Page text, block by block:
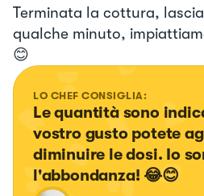
Terminata la cottura,
qualche minuto,
😊
LO CHEF CONSIGLIA:
Le quantità sono
vostro gusto potete
diminuire le dosi. Io
l'abbondanza! 😂😊